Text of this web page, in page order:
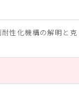
性化機構の解明と克